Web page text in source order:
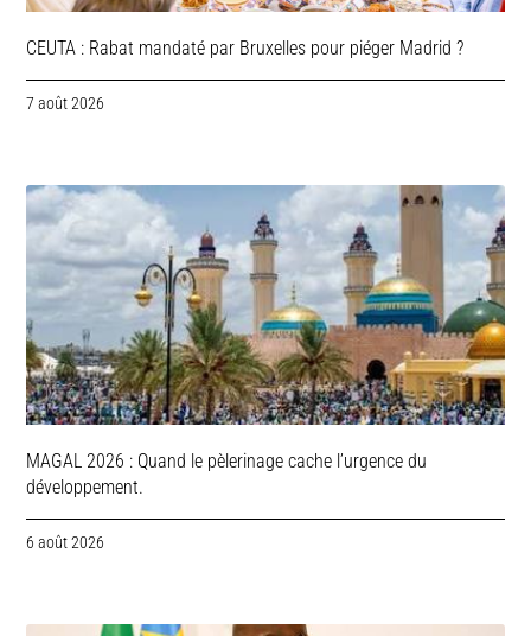
CEUTA : Rabat mandaté par Bruxelles pour piéger Madrid ?
7 août 2026
MAGAL 2026 : Quand le pèlerinage cache l’urgence du
développement.
6 août 2026